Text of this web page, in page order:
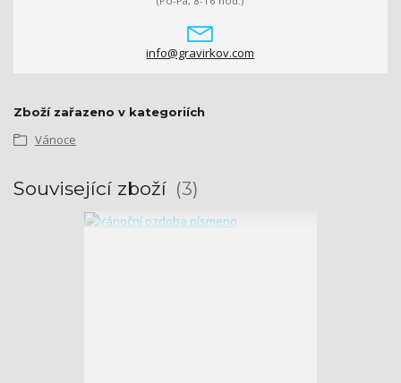
info@gravirkov.com
Zboží zařazeno v kategoriích
Vánoce
Související zboží 3